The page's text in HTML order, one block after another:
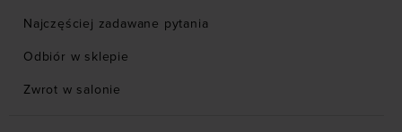
Najczęściej zadawane pytania
Odbiór w sklepie
Zwrot w salonie